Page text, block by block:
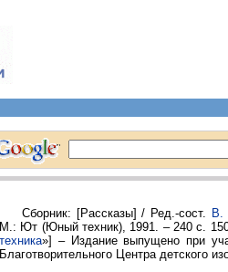
Сборник: [Рассказы] / Ред.-сост. В.
М.: Ют (Юный техник), 1991. – 240 с.
техника»] – Издание выпущено при
Благотворительного Центра детского